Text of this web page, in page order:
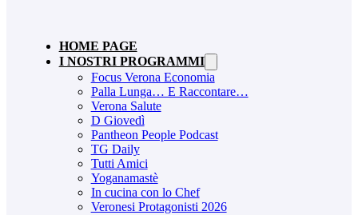
HOME PAGE
I NOSTRI PROGRAMMI
Focus Verona Economia
Palla Lunga… E Raccontare…
Verona Salute
D Giovedì
Pantheon People Podcast
TG Daily
Tutti Amici
Yoganamastè
In cucina con lo Chef
Veronesi Protagonisti 2026